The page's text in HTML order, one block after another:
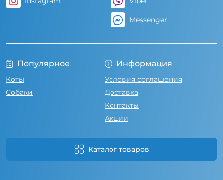
Популярное
Коты
Собаки
Информация
Условия соглашения
Доставка
Контакты
Акции
Каталог товаров
Messenger